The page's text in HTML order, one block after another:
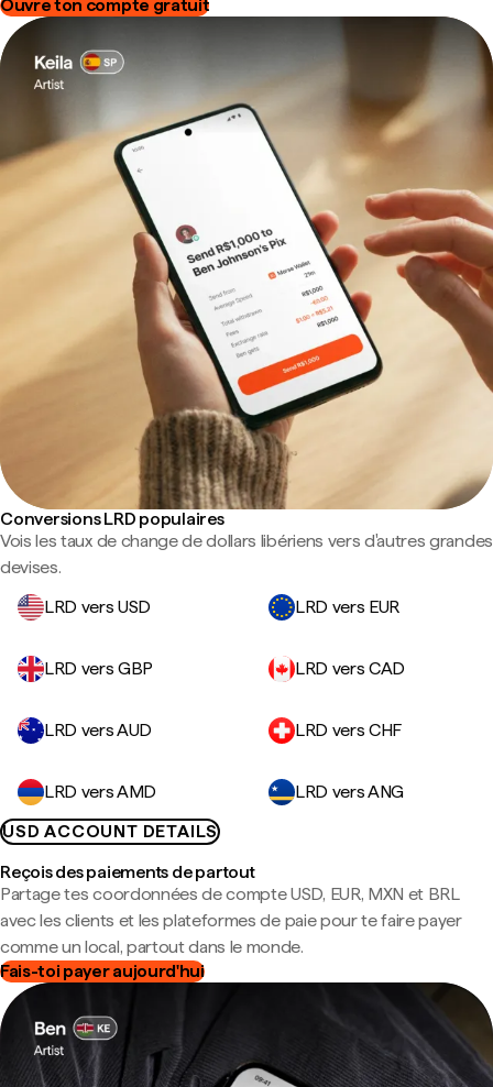
Ouvre ton compte gratuit
Conversions LRD populaires
Vois les taux de change de dollars libériens vers d'autres grandes
devises.
LRD vers USD
LRD vers EUR
LRD vers GBP LRD vers CAD
LRD vers AUD LRD vers CHF
LRD vers AMD
LRD vers ANG
USD ACCOUNT DETAILS
Reçois des paiements de partout
Partage tes coordonnées de compte USD, EUR, MXN et BRL
avec les clients et les plateformes de paie pour te faire payer
comme un local, partout dans le monde.
Fais-toi payer aujourd'hui